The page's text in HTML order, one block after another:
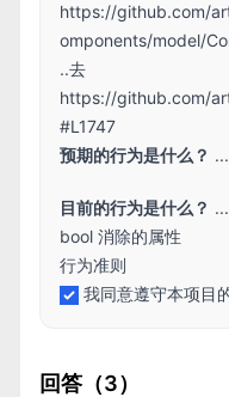
https://github.com/
omponents/model/
..去
https://github.com/
#L1747
预期的行为是什么？
目前的行为是什么？
bool 消除的属性
行为准则
我同意遵守本项目
回答（3）